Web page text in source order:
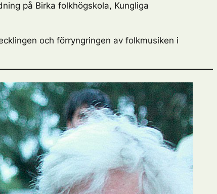
på Birka folkhögskola, Kungliga
och förryngringen av folkmusiken i